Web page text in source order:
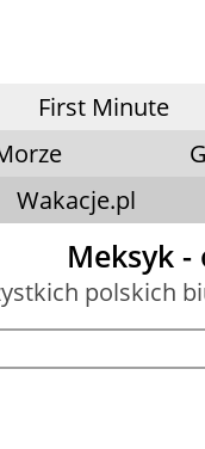
First Minute
Wakacje.pl
Meksyk
polskich